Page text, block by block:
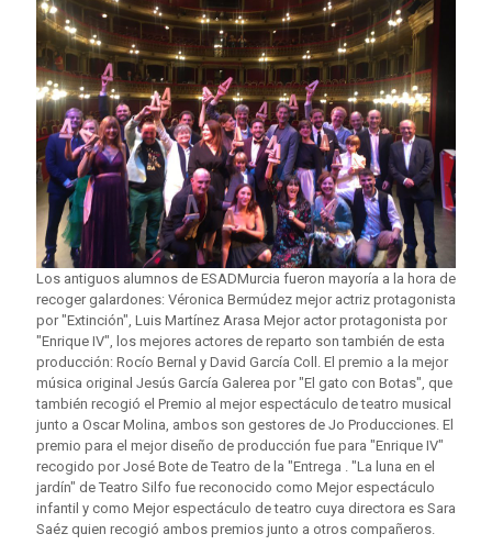
Los antiguos alumnos de ESADMurcia fueron mayoría a la hora de
recoger galardones: Véronica Bermúdez mejor actriz protagonista
por "Extinción", Luis Martínez Arasa Mejor actor protagonista por
"Enrique IV", los mejores actores de reparto son también de esta
producción: Rocío Bernal y David García Coll. El premio a la mejor
música original Jesús García Galerea por "El gato con Botas", que
también recogió el Premio al mejor espectáculo de teatro musical
junto a Oscar Molina, ambos son gestores de Jo Producciones. El
premio para el mejor diseño de producción fue para "Enrique IV"
recogido por José Bote de Teatro de la "Entrega . "La luna en el
jardín" de Teatro Silfo fue reconocido como Mejor espectáculo
infantil y como Mejor espectáculo de teatro cuya directora es Sara
Saéz quien recogió ambos premios junto a otros compañeros.